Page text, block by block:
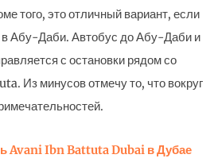
того, это отличный вариант, если
в Абу-Даби. Автобус до Абу-Даби и
с остановки рядом со
Из минусов отмечу то, что вокруг
Avani Ibn Battuta Dubai в Дубае